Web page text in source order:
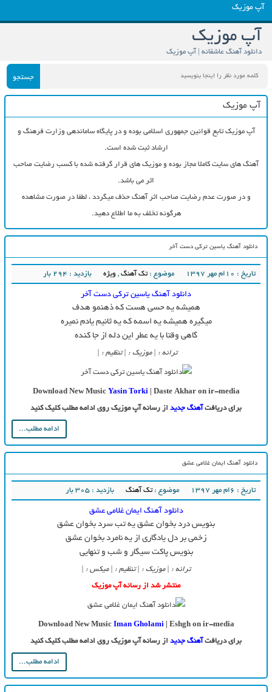
آپ موزیک
آپ موزیک
دانلود آهنگ عاشقانه | آپ موزیک
جستجو
آپ موزیک
آپ موزیک تابع قوانین جمهوری اسلامی بوده و در پایگاه ساماندهی وزارت فرهنگ و
ارشاد ثبت شده است.
آهنگ های سایت کاملا مجاز بوده و موزیک های قرار گرفته شده با کسب رضایت صاحب
اثر می باشد.
و در صورت عدم رضایت صاحب اثر آهنگ حذف میگردد ، لطفا در صورت مشاهده
هرگونه تخلف به ما اطلاع دهید.
دانلود آهنگ یاسین ترکی دست آخر
تاریخ : ۱۰ام مهر ۱۳۹۷ موضوع :تک آهنگ, ویژه بازدید : 294 بار
دانلود آهنگ یاسین ترکی دست آخر
همیشه یه حسی هست که ذهنمو هدف
میگیره همیشه یه اسمه که یه ثانیم یادم نمیره
گاهی وقتا با یه عطر این دله از جا کنده
ترانه : | موزیک : | تنظیم : |
Download New Music Yasin Torki| Daste Akhar on ir-media
برای دریافت آهنگ جدید از رسانه آپ موزیک روی ادامه مطلب کلیک کنید
ادامه مطلب...
دانلود آهنگ ایمان غلامی عشق
تاریخ : ۶ام مهر ۱۳۹۷ موضوع :تک آهنگ بازدید : 305 بار
دانلود آهنگ ایمان غلامی عشق
بنویس درد بخوان عشق یه تب سرد بخوان عشق
زخمی بر دل یادگاری از یه نامرد بخوان عشق
بنویس پاکت سیگار و شب و تنهایی
ترانه : | موزیک : | تنظیم : | میکس : |
منتشر شد از رسانه آپ موزیک
Download New Music Iman Gholami| Eshgh on ir-media
برای دریافت آهنگ جدید از رسانه آپ موزیک روی ادامه مطلب کلیک کنید
ادامه مطلب...